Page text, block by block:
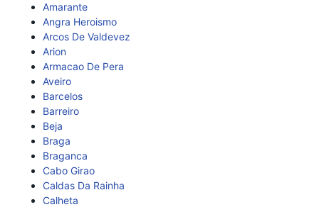
Amarante
Angra Heroismo
Arcos De Valdevez
Arion
Armacao De Pera
Aveiro
Barcelos
Barreiro
Beja
Braga
Braganca
Cabo Girao
Caldas Da Rainha
Calheta